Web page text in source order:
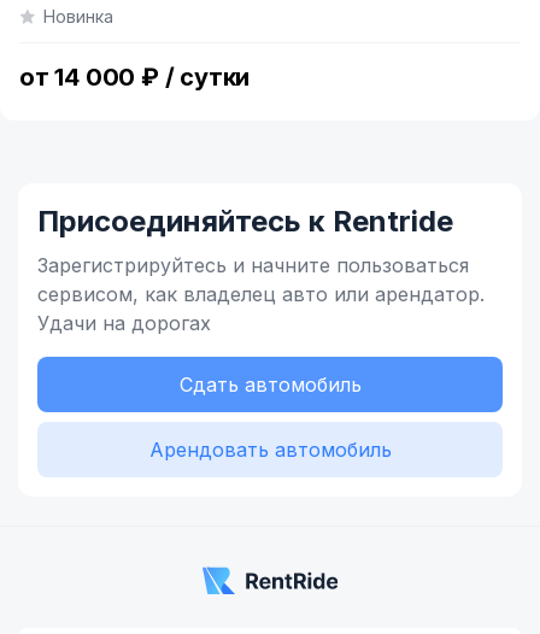
of
Новинка
от 14 000 ₽ / сутки
Присоединяйтесь к Rentride
Зарегистрируйтесь и начните пользоваться
сервисом, как владелец авто или арендатор.
Удачи на дорогах
Сдать автомобиль
Арендовать автомобиль